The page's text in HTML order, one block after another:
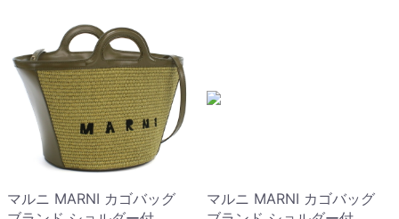
マルニ MARNI カゴバッグ
マルニ MARNI カゴバッグ